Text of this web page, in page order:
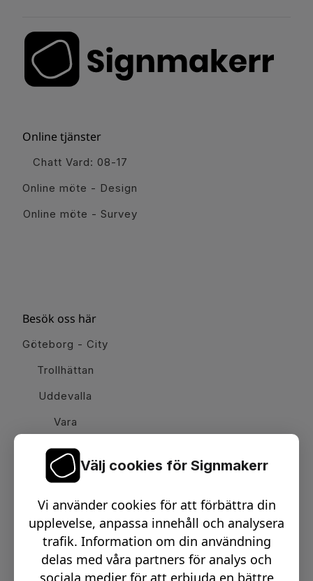
Online tjänster
Chatt Vard: 08-17
Online möte - Design
Online möte - Survey
Besök oss här
Göteborg - City
Trollhättan
Uddevalla
Vara
Email:info@signmakerr.se
PSST, HÄNG MED PÅ VÅR RESA!
Välj cookies för Signmakerr
Vi använder cookies för att förbättra din
upplevelse, anpassa innehåll och analysera
trafik. Information om din användning
delas med våra partners för analys och
sociala medier för att erbjuda en bättre